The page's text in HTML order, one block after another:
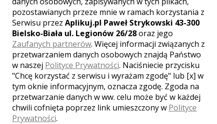
Akceptuję regulamini politykę prywatności
Klauzula informacyjna
WYŚLIJ
DODAJ SWOJĄ OPINIĘ
pozostawianych przeze mnie w ramach korzystania z
Serwisu przez Aplikuj.pl Paweł Strykowski 43-300
Bielsko-Biała ul. Legionów 26/28oraz jego
Zaufanych partnerów. Więcej informacji związanych z
przetwarzaniem danych osobowych znajdą Państwo
w naszej Polityce Prywatności. Naciśniecie przycisku
"Chcę korzystać z serwisu i wyrażam zgodę" lub [x] w
tym oknie informacyjnym, oznacza zgodę. Zgoda na
przetwarzanie danych w ww. celu może być w każdej
chwili cofnięta poprzez link umieszczony w Polityce
Prywatności.